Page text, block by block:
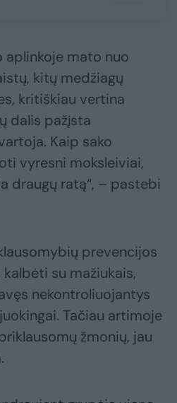
aplinkoje mato nuo
kitų medžiagų
kritiškiau vertina
dalis pažįsta
Kaip sako
vyresni moksleiviai,
draugų ratą“, – pastebi
prevencijos
su mažiukais,
nekontroliuojantys
Tačiau artimoje
žmonių, jau